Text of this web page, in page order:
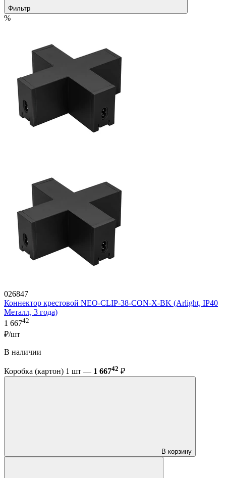
Фильтр
%
026847
Коннектор крестовой NEO-CLIP-38-CON-X-BK (Arlight, IP40
Металл, 3 года)
1 66742
₽/шт
В наличии
Коробка (картон) 1 шт — 1 66742 ₽
В корзину